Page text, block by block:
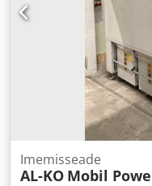
Imemisseade
AL-KO Mobil